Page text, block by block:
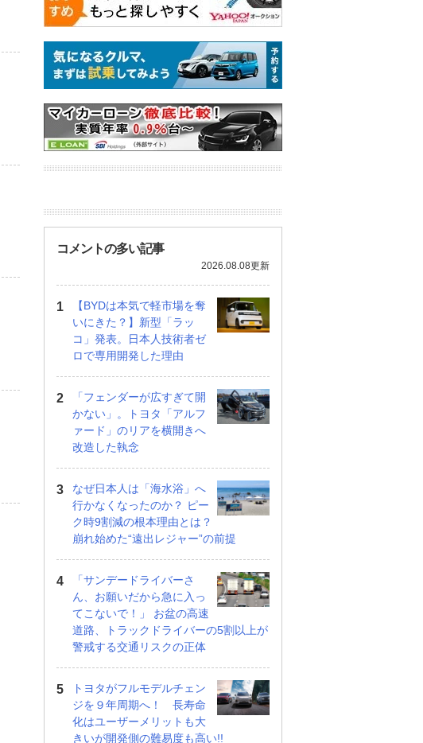
コメントの多い記事
2026.08.08更新
【BYDは本気で軽市場を奪
いにきた？】新型「ラッ
コ」発表。日本人技術者ゼ
ロで専用開発した理由
「フェンダーが広すぎて開
かない」。トヨタ「アルフ
ァード」のリアを横開きへ
改造した執念
なぜ日本人は「海水浴」へ
行かなくなったのか？ ピー
ク時9割減の根本理由とは？
崩れ始めた“遠出レジャー”の前提
「サンデードライバーさ
ん、お願いだから急に入っ
てこないで！」 お盆の高速
道路、トラックドライバーの5割以上が
警戒する交通リスクの正体
トヨタがフルモデルチェン
ジを９年周期へ！ 長寿命
化はユーザーメリットも大
きいが開発側の難易度も高い!!